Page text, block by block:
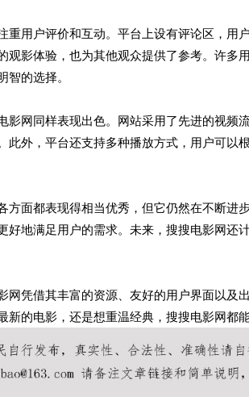
重用户评价和互动。平台上设有评论区，用
观影体验，也为其他观众提供了参考。许多
智的选择。
影网同样表现出色。网站采用了先进的视频
此外，平台还支持多种播放方式，用户可
方面都表现得相当优秀，但它仍然在不断进
好地满足用户的需求。未来，搜搜电影网还
网凭借其丰富的资源、友好的用户界面以
新的电影，还是想重温经典，搜搜电影网都